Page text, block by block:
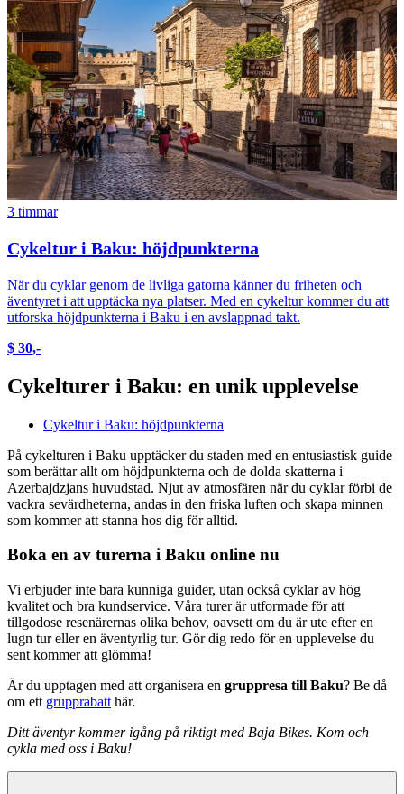
3 timmar
Cykeltur i Baku: höjdpunkterna
När du cyklar genom de livliga gatorna känner du friheten och
äventyret i att upptäcka nya platser. Med en cykeltur kommer du att
utforska höjdpunkterna i Baku i en avslappnad takt.
$ 30,-
Cykelturer i Baku: en unik upplevelse
Cykeltur i Baku: höjdpunkterna
På cykelturen i Baku upptäcker du staden med en entusiastisk guide
som berättar allt om höjdpunkterna och de dolda skatterna i
Azerbajdzjans huvudstad. Njut av atmosfären när du cyklar förbi de
vackra sevärdheterna, andas in den friska luften och skapa minnen
som kommer att stanna hos dig för alltid.
Boka en av turerna i Baku online nu
Vi erbjuder inte bara kunniga guider, utan också cyklar av hög
kvalitet och bra kundservice. Våra turer är utformade för att
tillgodose resenärernas olika behov, oavsett om du är ute efter en
lugn tur eller en äventyrlig tur. Gör dig redo för en upplevelse du
sent kommer att glömma!
Är du upptagen med att organisera en gruppresa till Baku? Be då
om ett grupprabatt här.
Ditt äventyr kommer igång på riktigt med Baja Bikes. Kom och
cykla med oss i Baku!